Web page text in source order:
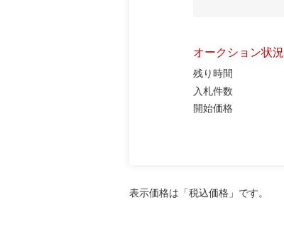
オークション状況
残り時間
入札件数
開始価格
表示価格は「税込価格」です。